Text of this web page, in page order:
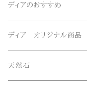
ディアのおすすめ
ガネーシュヒマール産水晶
マニハール産水晶
ディア オリジナル商品
オリジナルブレスレット
天然石